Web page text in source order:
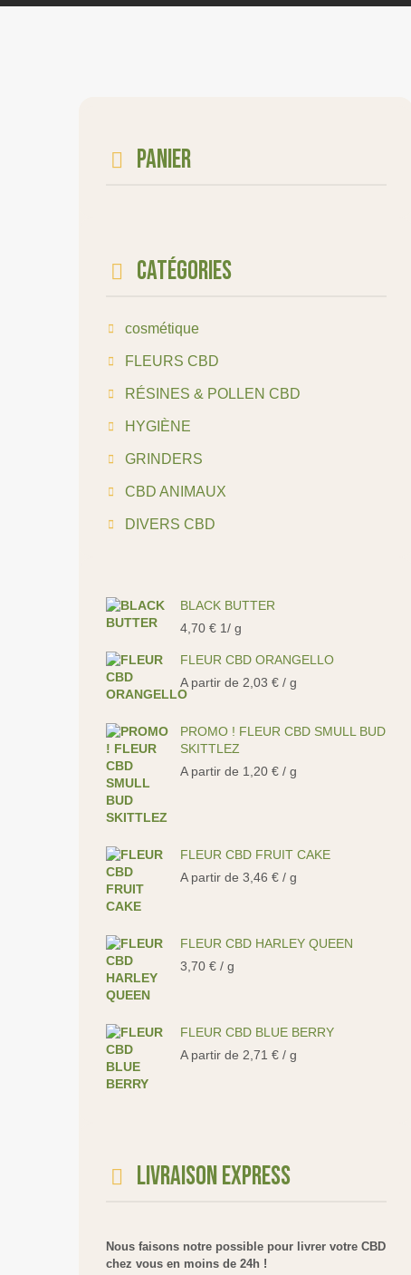
Panier
Catégories
cosmétique
FLEURS CBD
RÉSINES & POLLEN CBD
HYGIÈNE
GRINDERS
CBD ANIMAUX
DIVERS CBD
BLACK BUTTER
4,70 € 1/ g
FLEUR CBD ORANGELLO
A partir de 2,03 € / g
PROMO ! FLEUR CBD SMULL BUD
SKITTLEZ
A partir de 1,20 € / g
FLEUR CBD FRUIT CAKE
A partir de 3,46 € / g
FLEUR CBD HARLEY QUEEN
3,70 € / g
FLEUR CBD BLUE BERRY
A partir de 2,71 € / g
Livraison express
Nous faisons notre possible pour livrer votre CBD
chez vous en moins de 24h !